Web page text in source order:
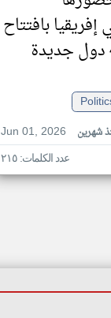
بافتتاح
Jun 01, 2026
شهرين
عدد الكلمات: ٢١٥